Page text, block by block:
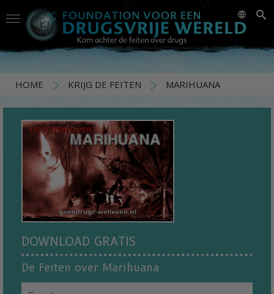
HOME KRIJG DE FEITEN MARIHUANA
DOWNLOAD GRATIS
De Feiten over Marihuana